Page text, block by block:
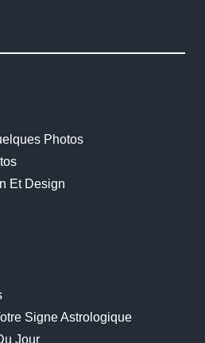
Photos
Et Design
Signe Astrologique
Jour